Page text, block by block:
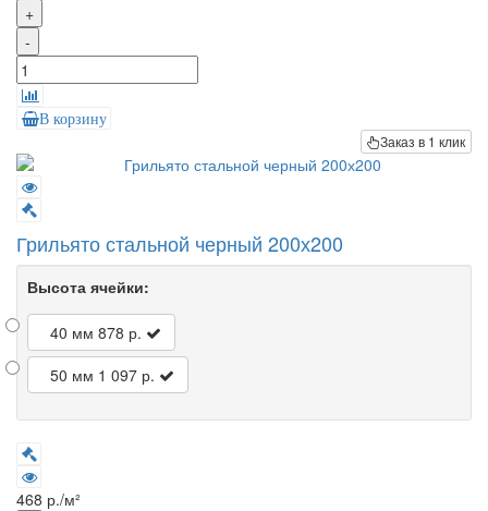
+
-
В корзину
Заказ в 1 клик
Грильято стальной черный 200х200
Высота ячейки:
40 мм 878 р.
50 мм 1 097 р.
468 р./м²